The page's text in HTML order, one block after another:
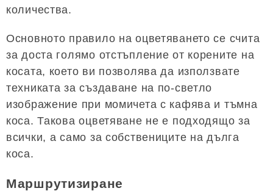
количества.
Основното правило на оцветяването се счита
за доста голямо отстъпление от корените на
косата, което ви позволява да използвате
техниката за създаване на по-светло
изображение при момичета с кафява и тъмна
коса. Такова оцветяване не е подходящо за
всички, а само за собствениците на дълга
коса.
Маршрутизиране